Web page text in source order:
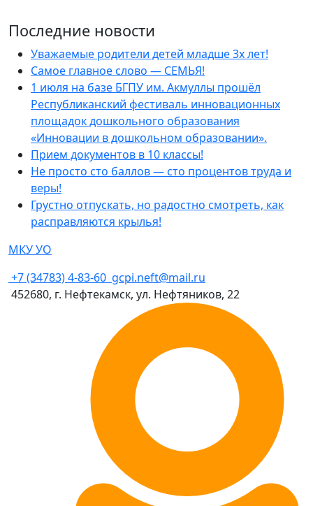
Последние новости
Уважаемые родители детей младше 3х лет!
Самое главное слово — СЕМЬЯ!
1 июля на базе БГПУ им. Акмуллы прошёл
Республиканский фестиваль инновационных
площадок дошкольного образования
«Инновации в дошкольном образовании».
Прием документов в 10 классы!
Не просто сто баллов — сто процентов труда и
веры!
Грустно отпускать, но радостно смотреть, как
расправляются крылья!
МКУ УО
+7 (34783) 4-83-60 gcpi.neft@mail.ru
452680, г. Нефтекамск, ул. Нефтяников, 22